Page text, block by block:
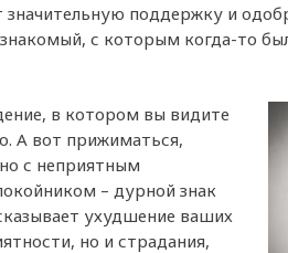
значительную поддержку и
с которым когда-то
в котором вы видите
А вот прижиматься,
с неприятным
– дурной знак
ухудшение ваших
но и страдания,